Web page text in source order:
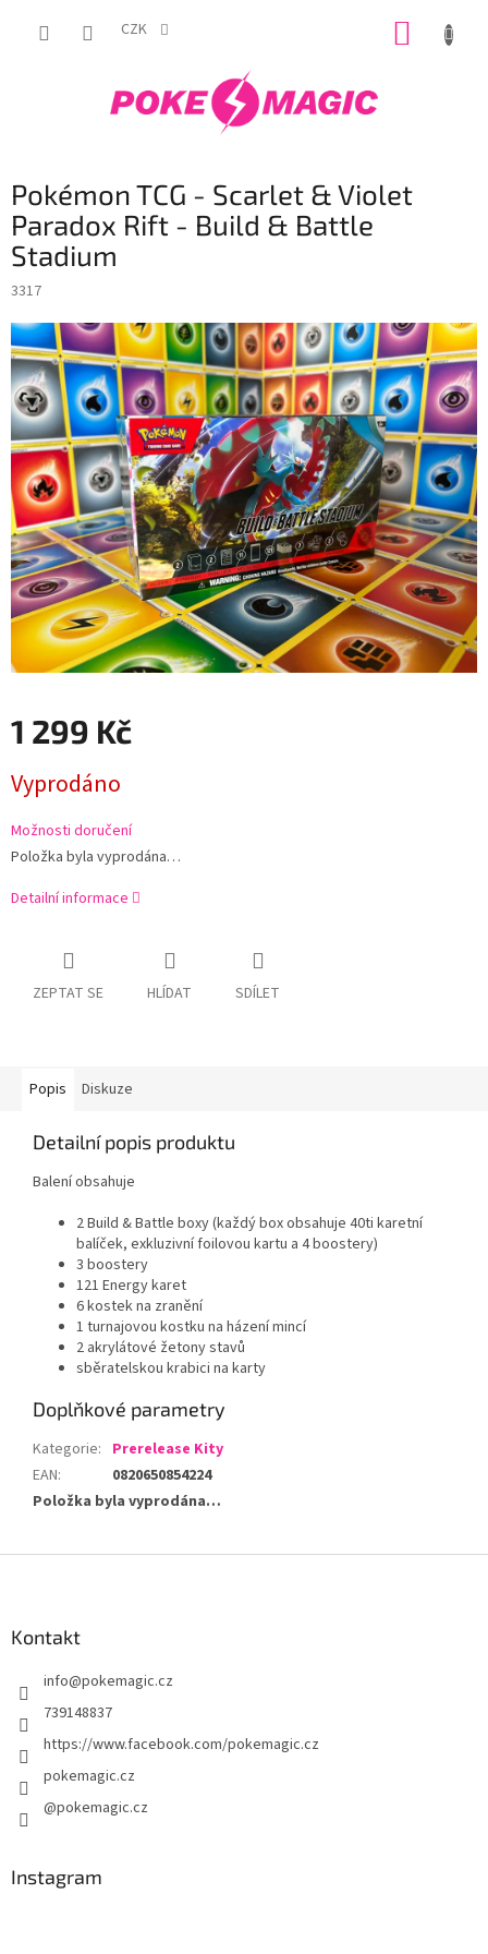
CZK
Pokémon TCG - Scarlet & Violet
Paradox Rift - Build & Battle
Stadium
3317
1 299 Kč
cena:
Vyprodáno
Možnosti doručení
Položka byla vyprodána…
Detailní informace
ZEPTAT SE HLÍDAT SDÍLET
Popis Diskuze
Detailní popis produktu
Balení obsahuje
2 Build & Battle boxy (každý box obsahuje 40ti karetní
balíček, exkluzivní foilovou kartu a 4 boostery)
3 boostery
121 Energy karet
6 kostek na zranění
1 turnajovou kostku na házení mincí
2 akrylátové žetony stavů
sběratelskou krabici na karty
Doplňkové parametry
Kategorie: Prerelease Kity
EAN:
0820650854224
Položka byla vyprodána…
Kontakt
info@pokemagic.cz
739148837
https://www.facebook.com/pokemagic.cz
pokemagic.cz
@pokemagic.cz
Instagram